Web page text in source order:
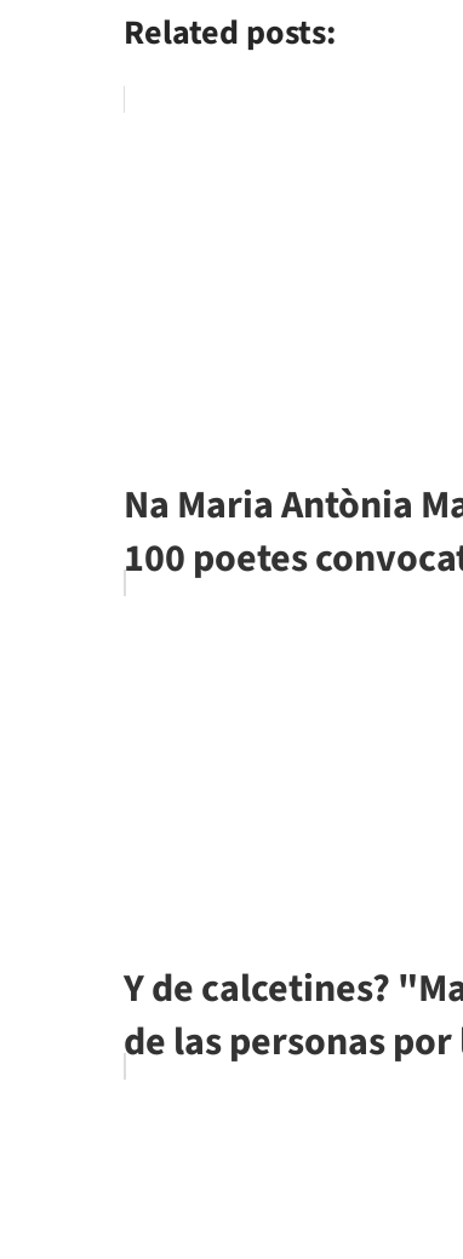
Related posts:
Na Maria Antònia
100 poetes
Y de calcetines?
de las personas